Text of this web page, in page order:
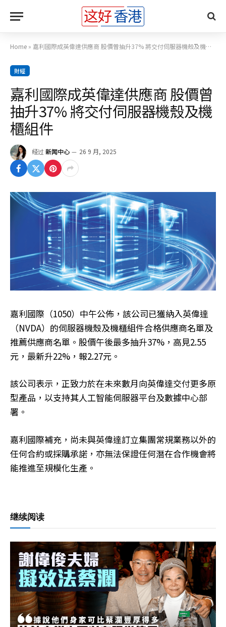
Home » 嘉利國際成英偉達供應商 股價曾抽升37% 將交付伺服器機殼及機櫃組件
財經
嘉利國際成英偉達供應商 股價曾
抽升37% 將交付伺服器機殼及機
櫃組件
经过 新闻中心 26 9 月, 2025
嘉利國際（1050）中午公佈，該公司已獲納入英偉達
（NVDA）的伺服器機殼及機櫃組件合格供應商名單及
推薦供應商名單。股價午後最多抽升37%，高見2.55
元，最新升22%，報2.27元。
該公司表示，正致力於在未來數月向英偉達交付更多原
型產品，以支持其人工智能伺服器平台及數據中心部
署。
嘉利國際補充，尚未與英偉達訂立集團常規業務以外的
任何合約或採購承諾，亦無法保證任何潛在合作機會將
能推進至規模化生產。
继续阅读